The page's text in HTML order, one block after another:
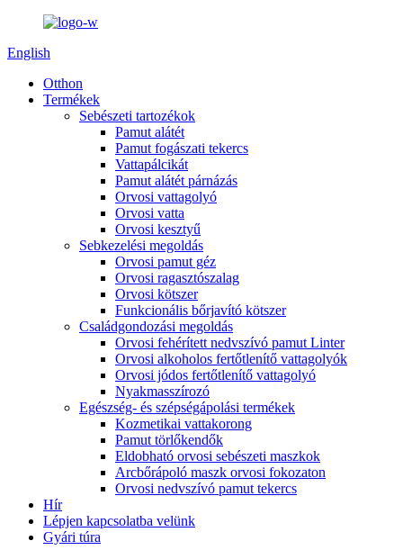
English
Otthon
Termékek
Sebészeti tartozékok
Pamut alátét
Pamut fogászati ​​tekercs
Vattapálcikát
Pamut alátét párnázás
Orvosi vattagolyó
Orvosi vatta
Orvosi kesztyű
Sebkezelési megoldás
Orvosi pamut géz
Orvosi ragasztószalag
Orvosi kötszer
Funkcionális bőrjavító kötszer
Családgondozási megoldás
Orvosi fehérített nedvszívó pamut Linter
Orvosi alkoholos fertőtlenítő vattagolyók
Orvosi jódos fertőtlenítő vattagolyó
Nyakmasszírozó
Egészség- és szépségápolási termékek
Kozmetikai vattakorong
Pamut törlőkendők
Eldobható orvosi sebészeti maszkok
Arcbőrápoló maszk orvosi fokozaton
Orvosi nedvszívó pamut tekercs
Hír
Lépjen kapcsolatba velünk
Gyári túra